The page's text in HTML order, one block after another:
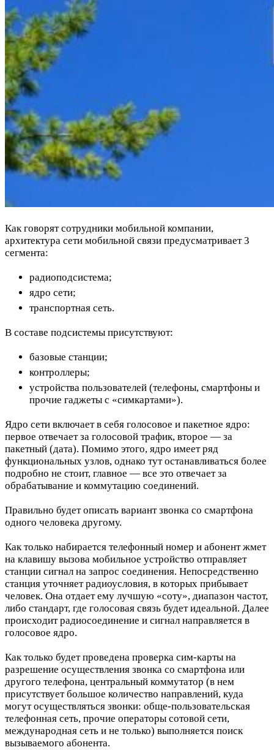
Как говорят сотрудники мобильной компании,
архитектура сети мобильной связи предусматривает 3
сегмента:
радиоподсистема;
ядро сети;
транспортная сеть.
В составе подсистемы присутствуют:
базовые станции;
контроллеры;
устройства пользователей (телефоны, смартфоны и
прочие гаджеты с «симкартами»).
Ядро сети включает в себя голосовое и пакетное ядро:
первое отвечает за голосовой трафик, второе — за
пакетный (дата). Помимо этого, ядро имеет ряд
функциональных узлов, однако тут останавливаться более
подробно не стоит, главное — все это отвечает за
обрабатывание и коммутацию соединений.
Правильно будет описать вариант звонка со смартфона
одного человека другому.
Как только набирается телефонный номер и абонент жмет
на клавишу вызова мобильное устройство отправляет
станции сигнал на запрос соединения. Непосредственно
станция уточняет радиоусловия, в которых прибывает
человек. Она отдает ему лучшую «соту», диапазон частот,
либо стандарт, где голосовая связь будет идеальной. Далее
происходит радиосоединение и сигнал направляется в
голосовое ядро.
Как только будет проведена проверка сим-карты на
разрешение осуществления звонка со смартфона или
другого телефона, центральный коммутатор (в нем
присутствует большое количество направлений, куда
могут осуществляться звонки: обще-пользовательская
телефонная сеть, прочие операторы сотовой сети,
международная сеть и не только) выполняется поиск
вызываемого абонента.